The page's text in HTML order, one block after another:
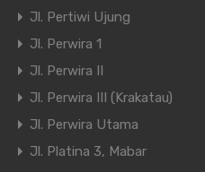
Jl. Pertiwi Ujung
Jl. Perwira 1
Jl. Perwira II
Jl. Perwira III (Krakatau)
Jl. Perwira Utama
Jl. Platina 3, Mabar